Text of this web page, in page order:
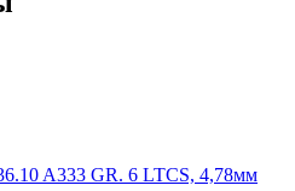
A333 GR. 6 LTCS, 4,78мм